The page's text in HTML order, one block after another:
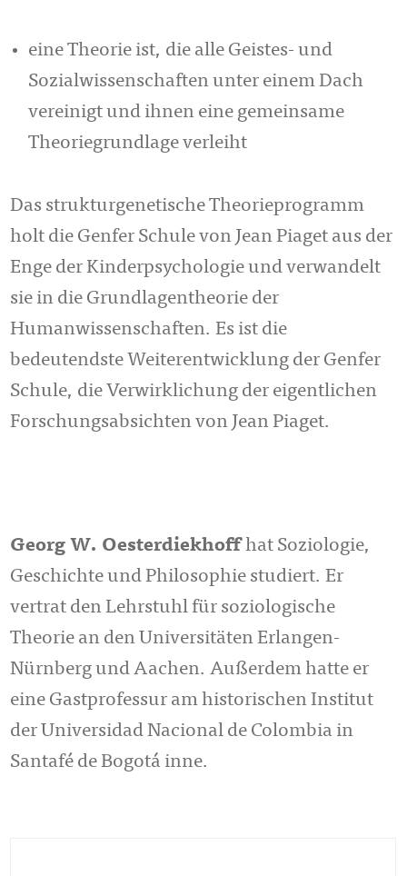
eine Theorie ist, die alle Geistes- und
Sozialwissenschaften unter einem Dach
vereinigt und ihnen eine gemeinsame
Theoriegrundlage verleiht
Das strukturgenetische Theorieprogramm
holt die Genfer Schule von Jean Piaget aus der
Enge der Kinderpsychologie und verwandelt
sie in die Grundlagentheorie der
Humanwissenschaften. Es ist die
bedeutendste Weiterentwicklung der Genfer
Schule, die Verwirklichung der eigentlichen
Forschungsabsichten von Jean Piaget.
Georg W. Oesterdiekhoffhat Soziologie,
Geschichte und Philosophie studiert. Er
vertrat den Lehrstuhl für soziologische
Theorie an den Universitäten Erlangen-
Nürnberg und Aachen. Außerdem hatte er
eine Gastprofessur am historischen Institut
der Universidad Nacional de Colombia in
Santafé de Bogotá inne.